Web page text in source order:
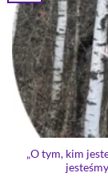
„O tym, kim